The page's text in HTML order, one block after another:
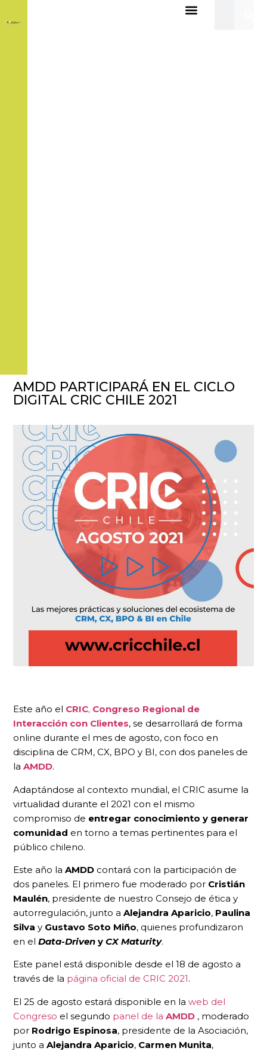
AMDD PARTICIPARÁ EN EL CICLO
DIGITAL CRIC CHILE 2021
Este año el CRIC, Congreso Regional de
Interacción con Clientes, se desarrollará de forma
online durante el mes de agosto, con foco en
disciplina de CRM, CX, BPO y BI, con dos paneles de
la AMDD.
Adaptándose al contexto mundial, el CRIC asume la
virtualidad durante el 2021 con el mismo
compromiso de entregar conocimiento y generar
comunidad en torno a temas pertinentes para el
público chileno.
Este año la AMDD contará con la participación de
dos paneles. El primero fue moderado por Cristián
Maulén, presidente de nuestro Consejo de ética y
autorregulación, junto a Alejandra Aparicio, Paulina
Silva y Gustavo Soto Miño, quienes profundizaron
en el Data-Driven y CX Maturity.
Este panel está disponible desde el 18 de agosto a
través de la página oficial de CRIC 2021.
El 25 de agosto estará disponible en la web del
Congreso el segundo panel de la AMDD , moderado
por Rodrigo Espinosa, presidente de la Asociación,
junto a Alejandra Aparicio, Carmen Munita,